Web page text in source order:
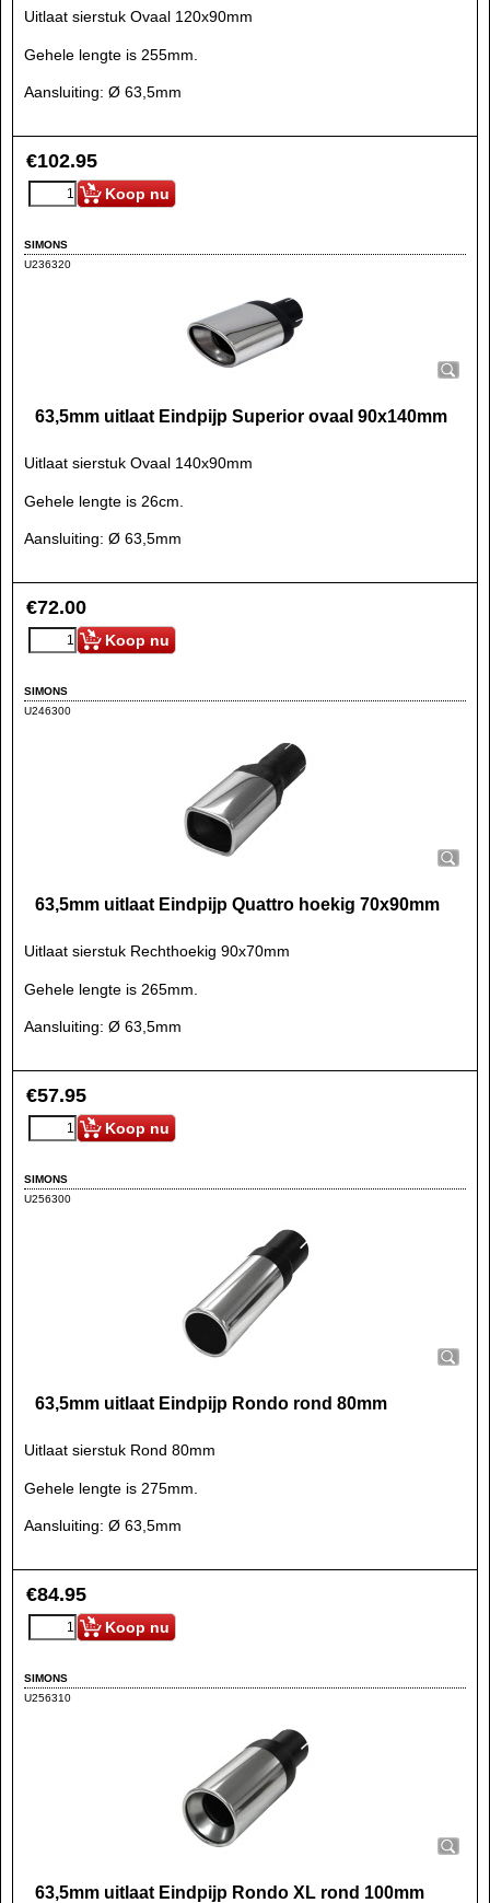
Uitlaat sierstuk Ovaal 120x90mm
Gehele lengte is 255mm.
Aansluiting: Ø 63,5mm
€102.95
Koop nu
SIMONS
U236320
63,5mm uitlaat Eindpijp Superior ovaal 90x140mm
Uitlaat sierstuk Ovaal 140x90mm
Gehele lengte is 26cm.
Aansluiting: Ø 63,5mm
€72.00
Koop nu
SIMONS
U246300
63,5mm uitlaat Eindpijp Quattro hoekig 70x90mm
Uitlaat sierstuk Rechthoekig 90x70mm
Gehele lengte is 265mm.
Aansluiting: Ø 63,5mm
€57.95
Koop nu
SIMONS
U256300
63,5mm uitlaat Eindpijp Rondo rond 80mm
Uitlaat sierstuk Rond 80mm
Gehele lengte is 275mm.
Aansluiting: Ø 63,5mm
€84.95
Koop nu
SIMONS
U256310
63,5mm uitlaat Eindpijp Rondo XL rond 100mm